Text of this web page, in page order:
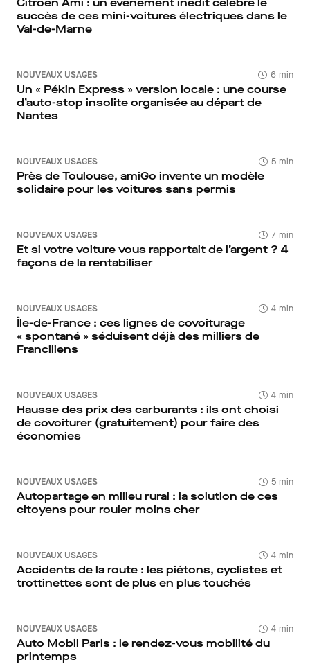
succès de ces mini-voitures électriques dans le
Val-de-Marne
NOUVEAUX USAGES 6 min
Un « Pékin Express » version locale : une course
d’auto-stop insolite organisée au départ de
Nantes
NOUVEAUX USAGES 5 min
Près de Toulouse, amiGo invente un modèle
solidaire pour les voitures sans permis
NOUVEAUX USAGES 7 min
Et si votre voiture vous rapportait de l’argent ? 4
façons de la rentabiliser
NOUVEAUX USAGES 4 min
Île-de-France : ces lignes de covoiturage
« spontané » séduisent déjà des milliers de
Franciliens
NOUVEAUX USAGES 4 min
Hausse des prix des carburants : ils ont choisi
de covoiturer (gratuitement) pour faire des
économies
NOUVEAUX USAGES 5 min
Autopartage en milieu rural : la solution de ces
citoyens pour rouler moins cher
NOUVEAUX USAGES 4 min
Accidents de la route : les piétons, cyclistes et
trottinettes sont de plus en plus touchés
NOUVEAUX USAGES 4 min
Auto Mobil Paris : le rendez-vous mobilité du
printemps